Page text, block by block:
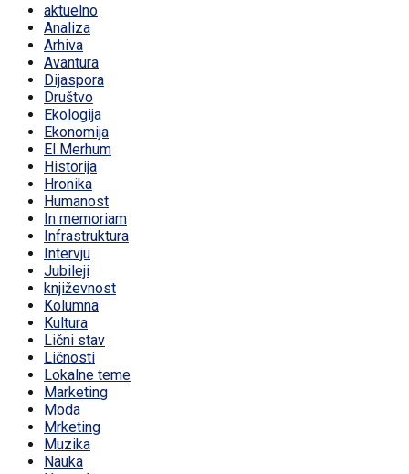
aktuelno
Analiza
Arhiva
Avantura
Dijaspora
Društvo
Ekologija
Ekonomija
El Merhum
Historija
Hronika
Humanost
In memoriam
Infrastruktura
Intervju
Jubileji
književnost
Kolumna
Kultura
Lični stav
Ličnosti
Lokalne teme
Marketing
Moda
Mrketing
Muzika
Nauka